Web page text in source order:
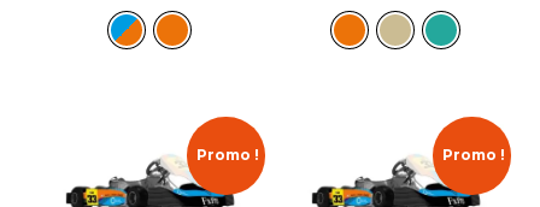
Promo ! Promo !